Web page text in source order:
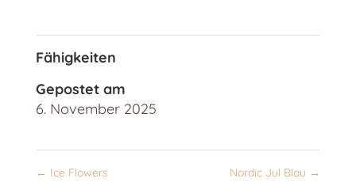
Fähigkeiten
Gepostet am
6. November 2025
← Ice Flowers Nordic Jul Blau →